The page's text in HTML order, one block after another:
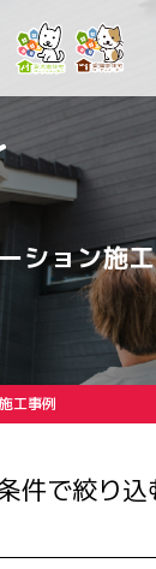
ション施
工事例
件で絞り込